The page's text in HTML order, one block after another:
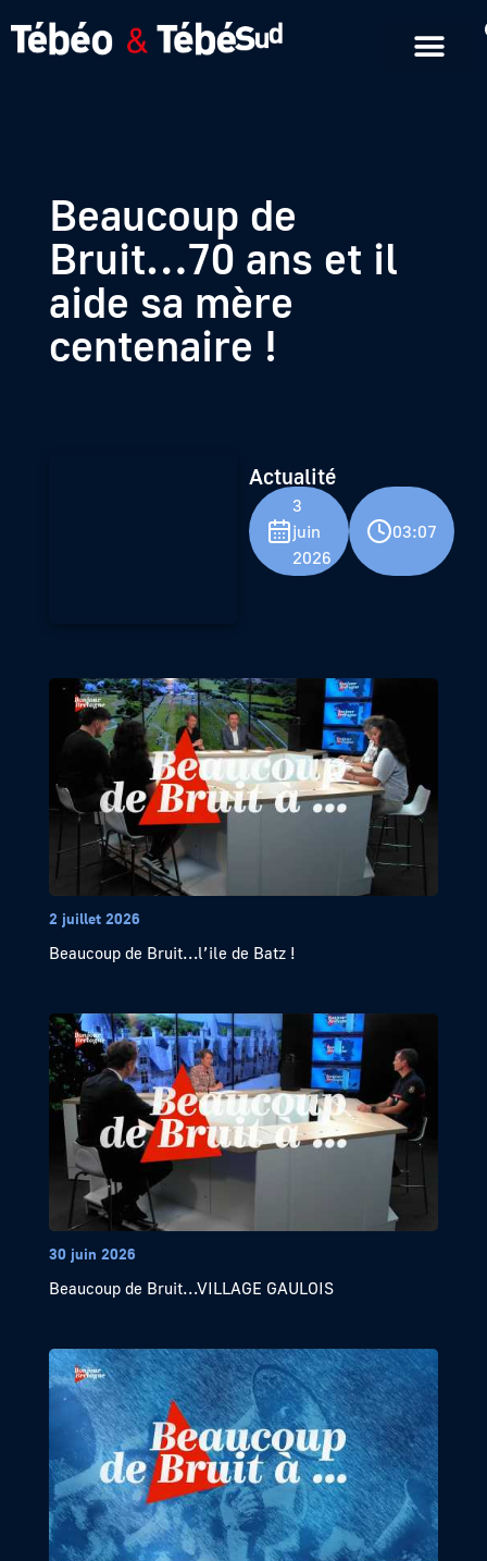
Beaucoup de
Bruit…70 ans et il
aide sa mère
centenaire !
Actualité
3
juin
2026
03:07
2 juillet 2026
Beaucoup de Bruit…l’ile de Batz !
30 juin 2026
Beaucoup de Bruit…VILLAGE GAULOIS